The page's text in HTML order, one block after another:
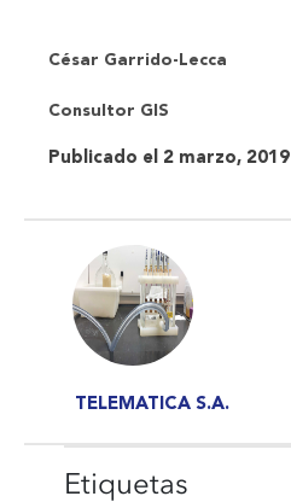
César Garrido-Lecca
Consultor GIS
Publicado el 2 marzo, 2019
TELEMATICA S.A.
Etiquetas